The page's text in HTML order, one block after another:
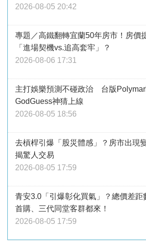
2026-08-05 20:42
專題／高鐵翻轉宜蘭50年房市！房價
「進場契機vs.追高套牢」？
2026-08-06 17:31
主打娛樂預測不碰政治 台版
GodGuess神猜上線
2026-08-05 18:56
去槓桿引爆「股災體感」？房市出現
揭驚人交易
2026-08-05 17:59
青安3.0「引爆彰化買氣」？總價差
首購、三代同堂客群都來！
2026-08-05 17:59